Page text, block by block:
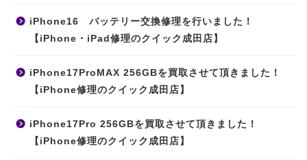
iPhone16 バッテリー交換修理を行いました！
【iPhone・iPad修理のクイック成田店】
iPhone17ProMAX 256GBを買取させて頂きました！
【iPhone修理のクイック成田店】
iPhone17Pro 256GBを買取させて頂きました！
【iPhone修理のクイック成田店】